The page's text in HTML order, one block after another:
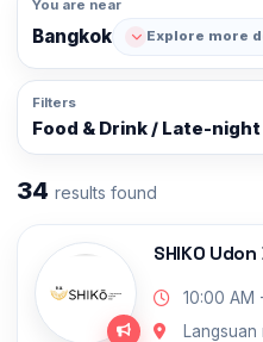
You are near
Bangkok Explore more
Filters
Food & Drink / Late-
34 results found
SHIKO
10:00 AM
Langsuan